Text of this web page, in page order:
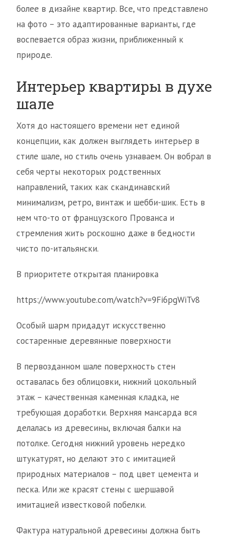
более в дизайне квартир. Все, что представлено
на фото – это адаптированные варианты, где
воспевается образ жизни, приближенный к
природе.
Интерьер квартиры в духе
шале
Хотя до настоящего времени нет единой
концепции, как должен выглядеть интерьер в
стиле шале, но стиль очень узнаваем. Он вобрал в
себя черты некоторых родственных
направлений, таких как скандинавский
минимализм, ретро, винтаж и шебби-шик. Есть в
нем что-то от французского Прованса и
стремления жить роскошно даже в бедности
чисто по-итальянски.
В приоритете открытая планировка
https://www.youtube.com/watch?v=9Fi6pgWiTv8
Особый шарм придадут искусственно
состаренные деревянные поверхности
В первозданном шале поверхность стен
оставалась без облицовки, нижний цокольный
этаж – качественная каменная кладка, не
требующая доработки. Верхняя мансарда вся
делалась из древесины, включая балки на
потолке. Сегодня нижний уровень нередко
штукатурят, но делают это с имитацией
природных материалов – под цвет цемента и
песка. Или же красят стены с шершавой
имитацией известковой побелки.
Фактура натуральной древесины должна быть